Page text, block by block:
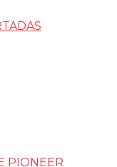
PIONEER